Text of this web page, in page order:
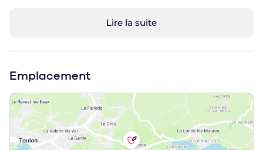
Lire la suite
Emplacement